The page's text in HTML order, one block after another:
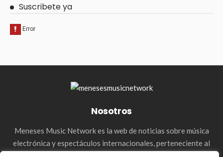
Suscribete ya
Nosotros
Meneses Music Network es la web de noticias sobre música
electrónica y espectáculos internacionales, perteneciente al